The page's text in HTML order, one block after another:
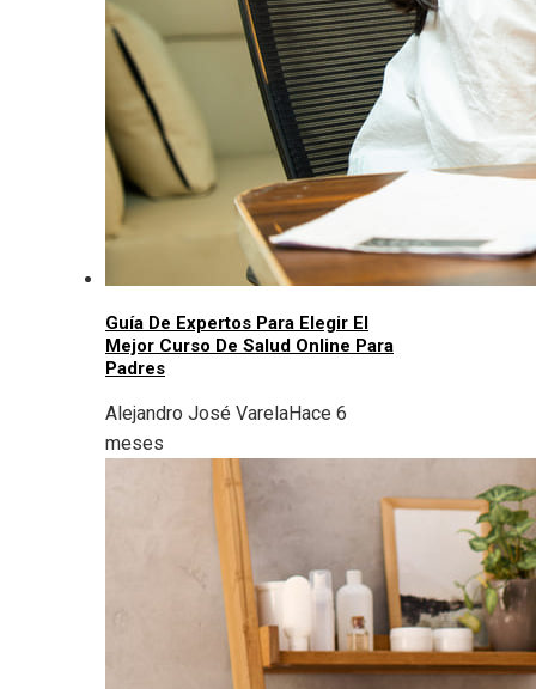
Guía De Expertos Para Elegir El
Mejor Curso De Salud Online Para
Padres
Alejandro José VarelaHace 6
meses